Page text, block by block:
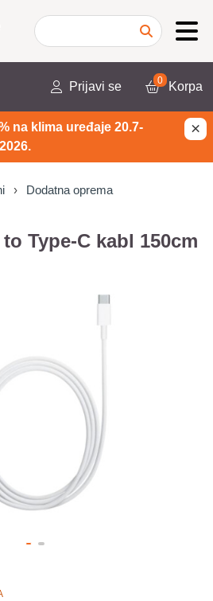
Prijavi se 0 Korpa
na klima uređaje 20.7-
×
Dodatna oprema
Type-C kabl 150cm